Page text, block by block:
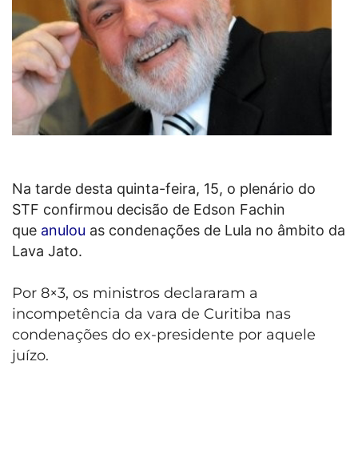
Na tarde desta quinta-feira, 15, o plenário do
STF confirmou decisão de Edson Fachin
que anulou as condenações de Lula no âmbito da
Lava Jato.
Por 8×3, os ministros declararam a
incompetência da vara de Curitiba nas
condenações do ex-presidente por aquele
juízo.